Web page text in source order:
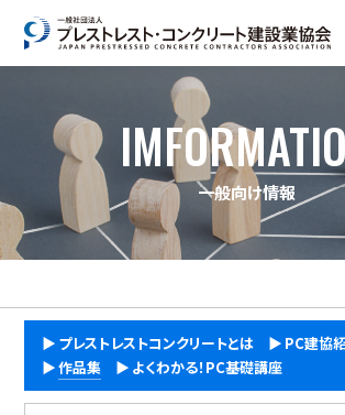
一般向け情報
プレストレストコンクリートとは
PC建協
作品集
よくわかる！PC基礎講座